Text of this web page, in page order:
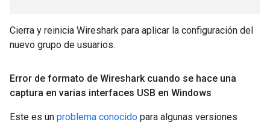
Cierra y reinicia Wireshark para aplicar la configuración del
nuevo grupo de usuarios.
Error de formato de Wireshark cuando se hace una
captura en varias interfaces USB en Windows
Este es un problema conocido para algunas versiones